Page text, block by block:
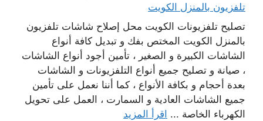
تلفزيون بالمنزل الكويت
تصليح تلفزيونات الكويت محل إصلاح شاشات تلفزيون
بالمنزل الكويت المختص بفك و تبديل كافة أنواع
الشاشات الكبيرة و الصغير ، تأمين أجود أنواع الشاشات
، صيانة و تصليح جميع أنواع التلفزيونات و الشاشات
بعدة أحجام و بكافة الأنواع ، كما أننا نعمل على تأمين
جميع الشاشات العادية و السمارت ، العمل على تحويل
الكهرباء الخاصة ... اقرأ المزيد